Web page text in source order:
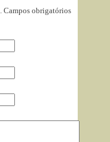
Campos obrigatórios